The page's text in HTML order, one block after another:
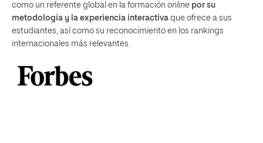
como un referente global en la formación online por su
metodología y la experiencia interactiva que ofrece a sus
estudiantes, así como su reconocimiento en los rankings
internacionales más relevantes.